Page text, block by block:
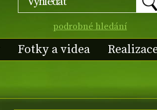
podrobné hledání
Fotky a videa